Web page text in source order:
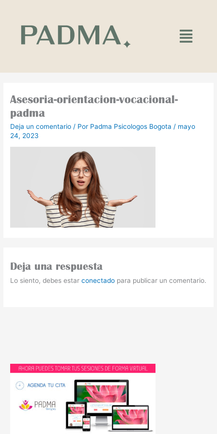
contenido
Main
Menu
Asesoria-orientacion-vocacional-
padma
Deja un comentario / Por Padma Psicologos Bogota / mayo
24, 2023
Deja una respuesta
Lo siento, debes estarconectado para publicar un comentario.